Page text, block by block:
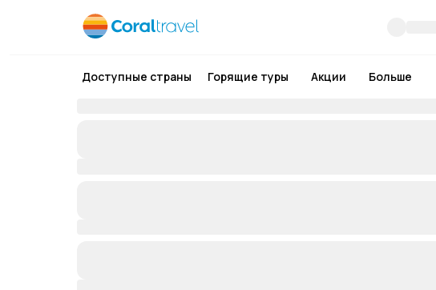
Доступные страны Горящие туры Акции Больше